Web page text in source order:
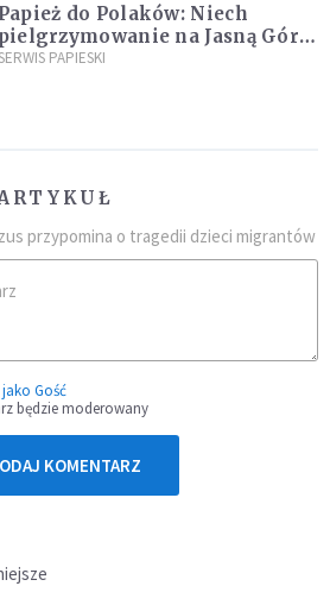
Papież do Polaków: Niech
pielgrzymowanie na Jasną Górę
wiarę i nadzieję
PAPIESKI
przypomina o tragedii dzieci migrantów
Gość
będzie moderowany
KOMENTARZ